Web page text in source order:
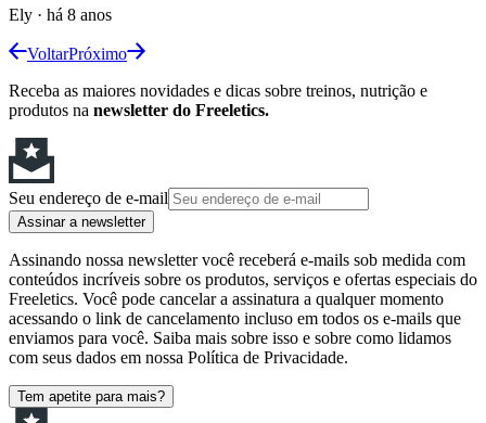
Ely · há 8 anos
VoltarPróximo
Receba as maiores novidades e dicas sobre treinos, nutrição e
produtos na newsletter do Freeletics.
Seu endereço de e-mail
Assinar a newsletter
Assinando nossa newsletter você receberá e-mails sob medida com
conteúdos incríveis sobre os produtos, serviços e ofertas especiais do
Freeletics. Você pode cancelar a assinatura a qualquer momento
acessando o link de cancelamento incluso em todos os e-mails que
enviamos para você. Saiba mais sobre isso e sobre como lidamos
com seus dados em nossa Política de Privacidade.
Tem apetite para mais?